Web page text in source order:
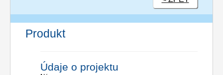
Produkt
Údaje o projektu